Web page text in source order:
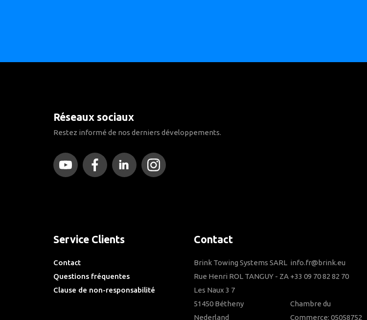
Réseaux sociaux
Restez informé de nos derniers développements.
Service Clients
Contact
Questions fréquentes
Clause de non-responsabilité
Contact
Brink Towing Systems SARL
Rue Henri ROL TANGUY - ZA
Les Naux 3 7
51450 Bétheny
Nederland
info.fr@brink.eu
+33 09 70 82 82 70
Chambre du
Commerce: 05058752